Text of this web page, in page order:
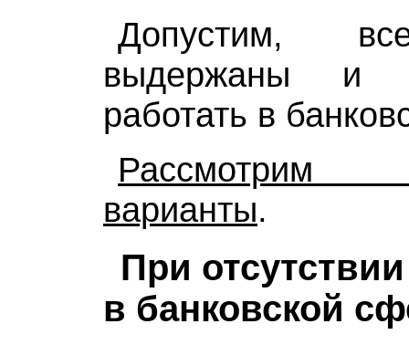
Допустим,
выдержаны и
работать в
варианты.
При
в банковской